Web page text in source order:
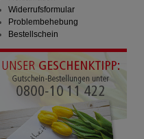
Widerrufsformular
Problembehebung
Bestellschein